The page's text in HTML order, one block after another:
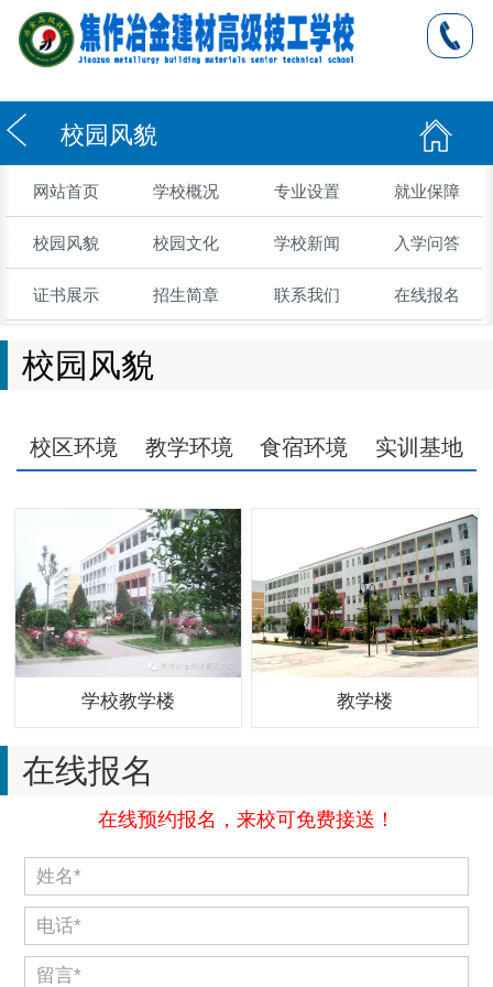
校园风貌
网站首页 学校概况 专业设置 就业保障
校园风貌 校园文化 学校新闻 入学问答
证书展示 招生简章 联系我们 在线报名
校园风貌
校区环境 教学环境 食宿环境 实训基地
学校教学楼 教学楼
在线报名
在线预约报名，来校可免费接送！